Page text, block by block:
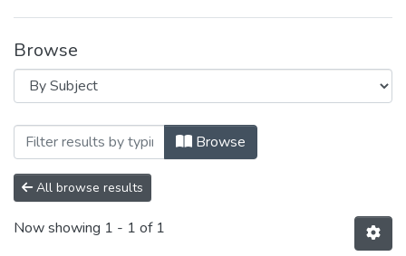
Browse
Browsing 017: Філологія by Subject
Browse
All browse results
Now showing 1 - 1 of 1